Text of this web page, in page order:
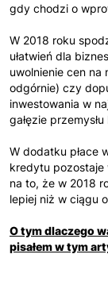
gdy chodzi o
W 2018 roku
ułatwień dla
uwolnienie cen
odgórnie) czy
inwestowania w
gałęzie
W dodatku płace
kredytu pozostaje
na to, że w 2018
lepiej niż w ciągu
O tym dlaczego
pisałem w tym